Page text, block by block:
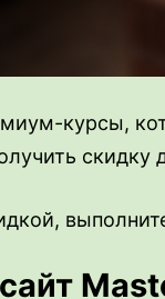
курсы,